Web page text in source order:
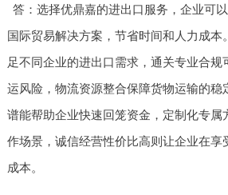
答：选择优鼎嘉的进出口服务，企业可
国际贸易解决方案，节省时间和人力成本
足不同企业的进出口需求，通关专业合规
运风险，物流资源整合保障货物运输的稳
谱能帮助企业快速回笼资金，定制化专属
作场景，诚信经营性价比高则让企业在享
成本。